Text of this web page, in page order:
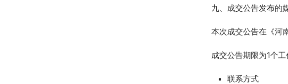
九、成交公告发布的
本次成交公告在《河
成交公告期限为1个
联系方式